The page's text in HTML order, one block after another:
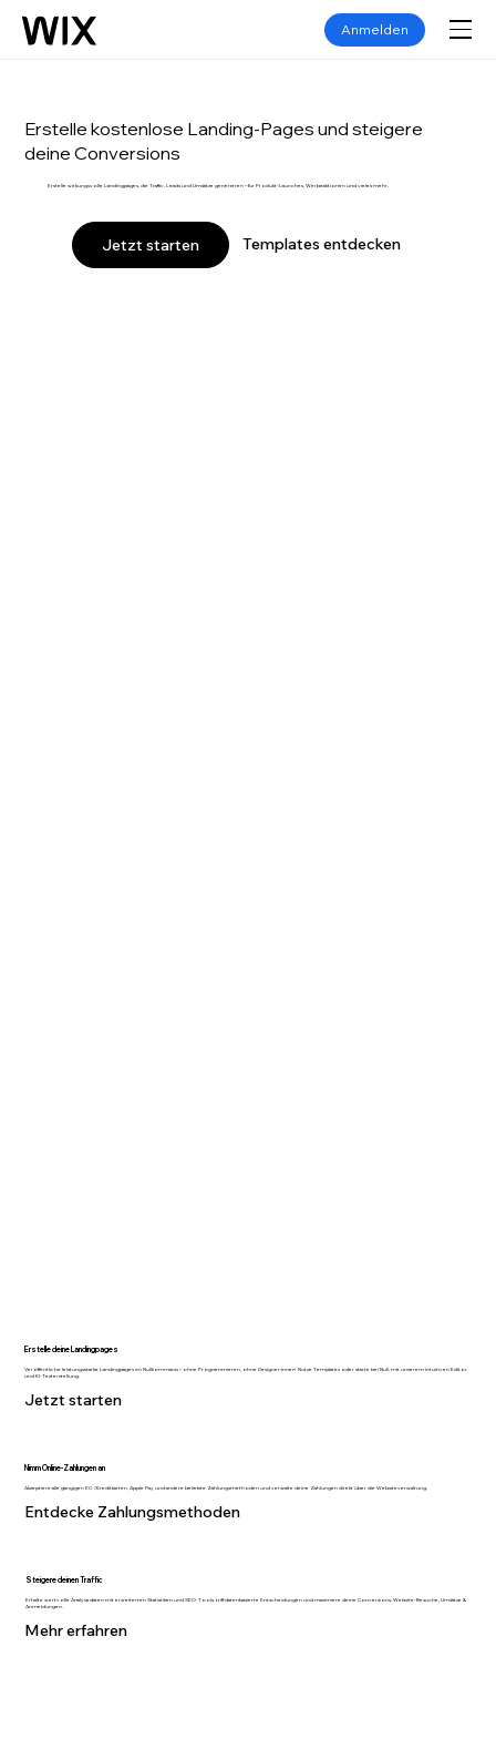
Anmelden
Erstelle kostenlose Landing-Pages und steigere
deine Conversions
Erstelle wirkungsvolle Landingpages, die Traffic, Leads und Umsätze generieren – für Produkt-Launches, Werbeaktionen und vieles mehr.
Jetzt starten Templates entdecken
Erstelle deine Landingpages
Veröffentliche leistungsstarke Landingpages im Nullkommanix – ohne Programmieren, ohne Designer:innen. Nutze Templates oder starte bei Null, mit unserem intuitiven Editor
und KI-Texterstellung.
Jetzt starten
Nimm Online-Zahlungen an
Akzeptiere alle gängigen EC-/Kreditkarten, Apple Pay und andere beliebte Zahlungsmethoden und verwalte deine Zahlungen direkt über die Websiteverwaltung.
Entdecke Zahlungsmethoden
Steigere deinen Traffic
Erhalte wertvolle Analysedaten mit erweiterten Statistiken und SEO-Tools, triff datenbasierte Entscheidungen und maximiere deine Conversions, Website-Besuche, Umsätze &
Anmeldungen.
Mehr erfahren